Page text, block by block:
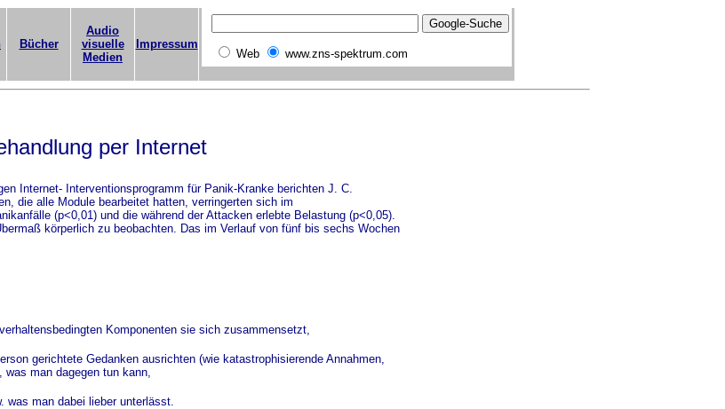
Bücher
Audio
visuelle
Medien
Impressum
Web www.zns-spektrum.com
per Internet
Internet- Interventionsprogramm für Panik-Kranke berichten J. C.
die alle Module bearbeitet hatten, verringerten sich im
(p<0,01) und die während der Attacken erlebte Belastung (p<0,05).
körperlich zu beobachten. Das im Verlauf von fünf bis sechs Wochen
Komponenten sie sich zusammensetzt,
gerichtete Gedanken ausrichten (wie katastrophisierende Annahmen,
was man dagegen tun kann,
was man dabei lieber unterlässt.